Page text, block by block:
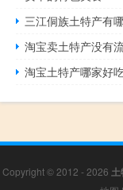
三江侗族土特产有
淘宝卖土特产没有
淘宝土特产哪家好
Copyright © 2012 - 2026 土